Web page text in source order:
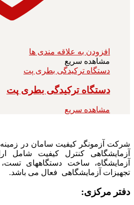
افزودن به علاقه مندی ها
مشاهده سریع
دستگاه ترکیدگی بطری پت
دستگاه ترکیدگی بطری پت
مشاهده سریع
شرکت آزمونگر کیفیت سامان در
آزمایشگاهی کنترل کیفیت شامل
آزمایشگاه، ساخت دستگاههای
تجهیزات آزمایشگاهی فعال می باشد.
دفتر مرکزی: